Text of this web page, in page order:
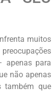
muitos
apenas para
não apenas
também que